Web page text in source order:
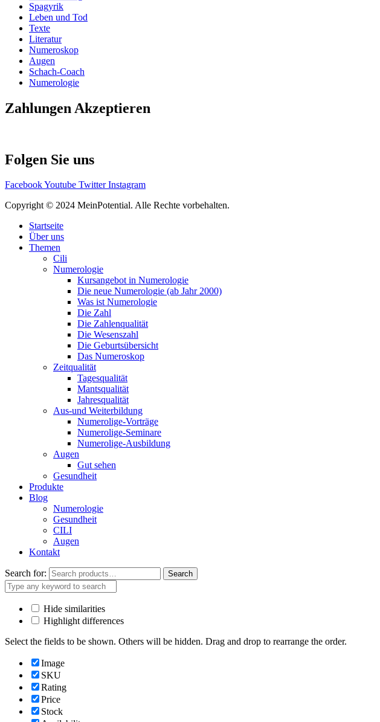
Spagyrik
Leben und Tod
Texte
Literatur
Numeroskop
Augen
Schach-Coach
Numerologie
Zahlungen Akzeptieren
Folgen Sie uns
FacebookYoutube Twitter Instagram
Copyright © 2024 MeinPotential. Alle Rechte vorbehalten.
Startseite
Über uns
Themen
Cili
Numerologie
Kursangebot in Numerologie
Die neue Numerologie (ab Jahr 2000)
Was ist Numerologie
Die Zahl
Die Zahlenqualität
Die Wesenszahl
Die Geburtsübersicht
Das Numeroskop
Zeitqualität
Tagesqualität
Mantsqualität
Jahresqualität
Aus-und Weiterbildung
Numerolige-Vorträge
Numerolige-Seminare
Numerolige-Ausbildung
Augen
Gut sehen
Gesundheit
Produkte
Blog
Numerologie
Gesundheit
CILI
Augen
Kontakt
Search for: Search
Hide similarities
Highlight differences
Select the fields to be shown. Others will be hidden. Drag and drop to rearrange the order.
Image
SKU
Rating
Price
Stock